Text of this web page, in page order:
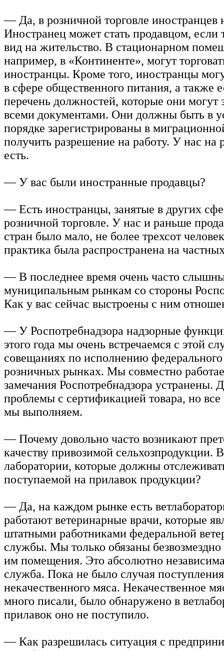
— Да, в розничной торговле иностранцев
Иностранец может стать продавцом, если
вид на жительство. В стационарном
например, в «Континенте», могут
иностранцы. Кроме того, иностранцы
в сфере общественного питания, а также
перечень должностей, которые они могут
всеми документами. Они должны быть в
порядке зарегистрированы в
получить разрешение на работу. У нас на
есть.
— У вас были иностранные продавцы?
— Есть иностранцы, занятые в других
розничной торговле. У нас и раньше
стран было мало, не более трехсот
практика была распространена на
— В последнее время очень часто
муниципальным рынкам со стороны
Как у вас сейчас выстроены с ним
— У Роспотребнадзора надзорные
этого года мы очень встречаемся с этой
совещаниях по исполнению федерального
розничных рынках. Мы совместно
замечания Роспотребнадзора устранены.
проблемы с сертификацией товара, но
мы выполняем.
— Почему довольно часто возникают
качеству привозимой сельхозпродукции.
лаборатории, которые должны
поступаемой на прилавок продукции?
— Да, на каждом рынке есть
работают ветеринарные врачи, которые
штатными работниками федеральной
службы. Мы только обязаны безвозмездно
им помещения. Это абсолютно
служба. Пока не было случая
некачественного мяса. Некачественное
много писали, было обнаружено в
прилавок оно не поступило.
— Как разрешилась ситуация с